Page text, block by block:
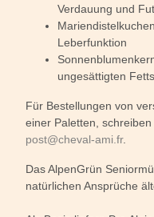
Verdauung und
Leberfunktion
ungesättigten
Für Bestellungen von
einer Paletten,
post@cheval-ami.fr.
Das AlpenGrün
natürlichen Ansprüche